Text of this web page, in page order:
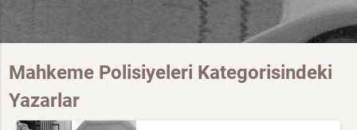
Mahkeme Polisiyeleri Kategorisindeki
Yazarlar